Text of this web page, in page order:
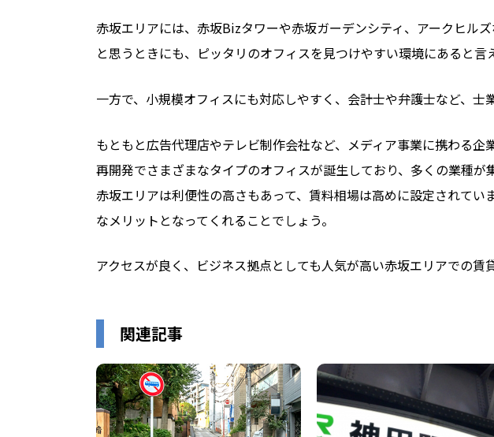
赤坂エリアには、赤坂Bizタワーや赤坂ガーデンシティ、アークヒル
と思うときにも、ピッタリのオフィスを見つけやすい環境にあると言
一方で、小規模オフィスにも対応しやすく、会計士や弁護士など、士
もともと広告代理店やテレビ制作会社など、メディア事業に携わる
再開発でさまざまなタイプのオフィスが誕生しており、多くの業種が
赤坂エリアは利便性の高さもあって、賃料相場は高めに設定されて
なメリットとなってくれることでしょう。
アクセスが良く、ビジネス拠点としても人気が高い赤坂エリアでの賃
関連記事